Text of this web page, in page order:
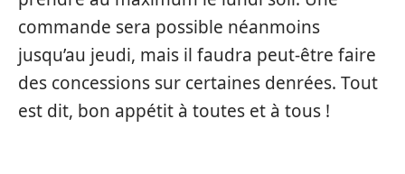
commande sera possible néanmoins
jusqu’au jeudi, mais il faudra peut-être faire
des concessions sur certaines denrées. Tout
est dit, bon appétit à toutes et à tous !